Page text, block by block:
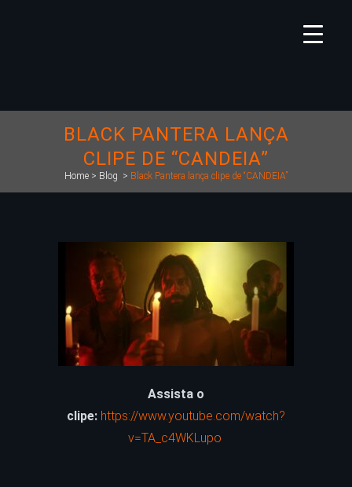
BLACK PANTERA LANÇA
CLIPE DE “CANDEIA”
Home > Blog > Black Pantera lança clipe de “CANDEIA”
Assista o
clipe: https://www.youtube.com/watch?
v=TA_c4WKLupo